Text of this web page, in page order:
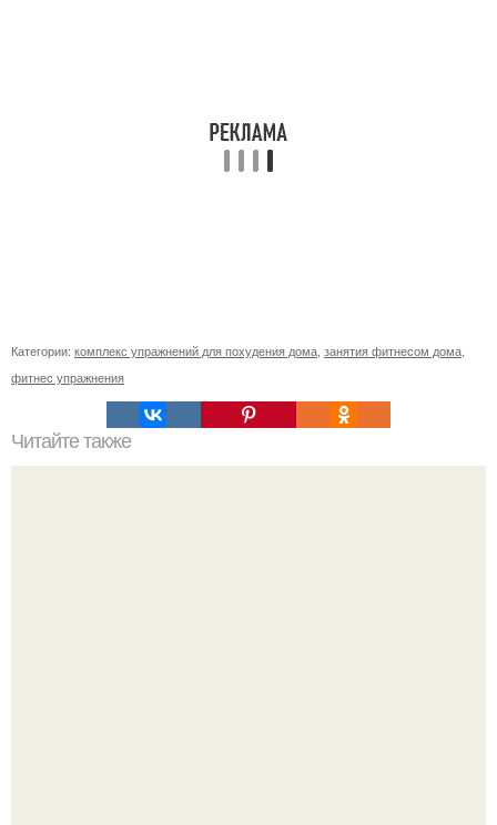
Категории: комплекс упражнений для похудения дома занятия фитнесом дома
фитнес упражнения
Читайте также